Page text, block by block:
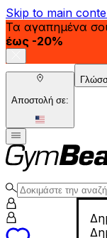
Skip to main
Τα αγαπημένα
έως -20%
Αποστολή σε: